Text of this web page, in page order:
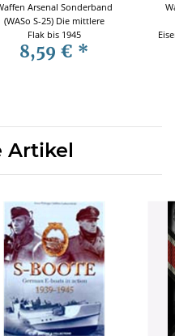
Arsenal Sonderband
(WASo S-25) Die mittlere
Flak bis 1945
8,59 € *
Artikel